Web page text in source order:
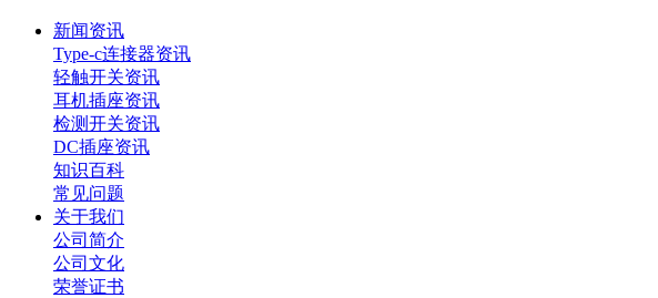
新闻资讯
Type-c连接器资讯
轻触开关资讯
耳机插座资讯
检测开关资讯
DC插座资讯
知识百科
常见问题
关于我们
公司简介
公司文化
荣誉证书